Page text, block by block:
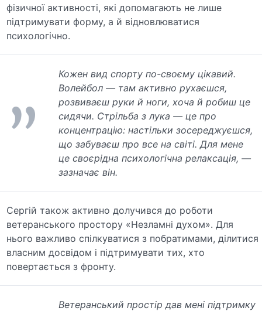
фізичної активності, які допомагають не лише
підтримувати форму, а й відновлюватися
психологічно.
Кожен вид спорту по-своєму цікавий.
Волейбол — там активно рухаєшся,
розвиваєш руки й ноги, хоча й робиш це
сидячи. Стрільба з лука — це про
концентрацію: настільки зосереджуєшся,
що забуваєш про все на світі. Для мене
це своєрідна психологічна релаксація, —
зазначає він.
Сергій також активно долучився до роботи
ветеранського простору «Незламні духом». Для
нього важливо спілкуватися з побратимами, ділитися
власним досвідом і підтримувати тих, хто
повертається з фронту.
Ветеранський простір дав мені підтримку